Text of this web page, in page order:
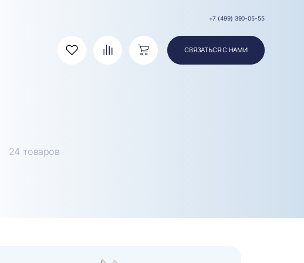
+7 (499) 390-05-55
Избранное СравнениеКорзина СВЯЗАТЬСЯ С НАМИ
24 товаров